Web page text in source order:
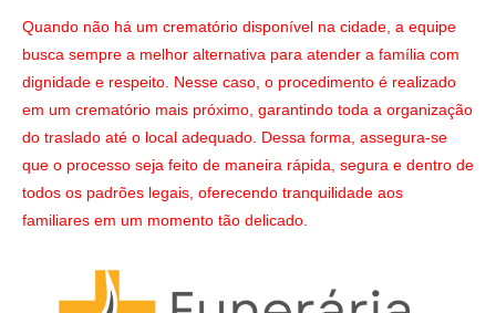
Quando não há um crematório disponível na cidade, a equipe
busca sempre a melhor alternativa para atender a família com
dignidade e respeito. Nesse caso, o procedimento é realizado
em um crematório mais próximo, garantindo toda a organização
do traslado até o local adequado. Dessa forma, assegura-se
que o processo seja feito de maneira rápida, segura e dentro de
todos os padrões legais, oferecendo tranquilidade aos
familiares em um momento tão delicado.